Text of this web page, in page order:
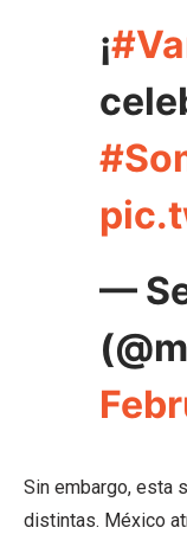
¡
—
Sin embargo, esta
distintas. México